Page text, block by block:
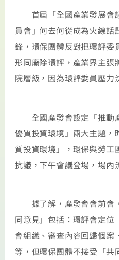
首屆「全國產業發展會
員會」何去何從成為火線話
鋒，環保團體反對把環評委
形同廢除環評，產業界主張
院層級，因為環評委員壓力
全國產發會設定「推動
優質投資環境」兩大主題，
質投資環境」，環保與勞工
抗議，下午會議登場，場內
據了解，產發會會前會
同意見」包括：環評會定位
會組織、審查內容回歸個案
等，但環保團體不接受「共